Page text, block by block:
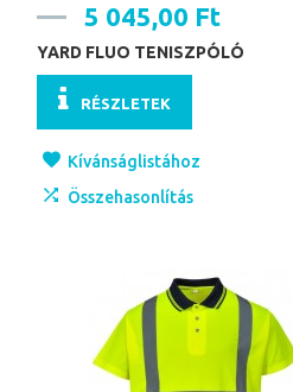
5 045,00 Ft
YARD FLUO TENISZPÓLÓ
RÉSZLETEK
Kívánságlistához
Összehasonlítás